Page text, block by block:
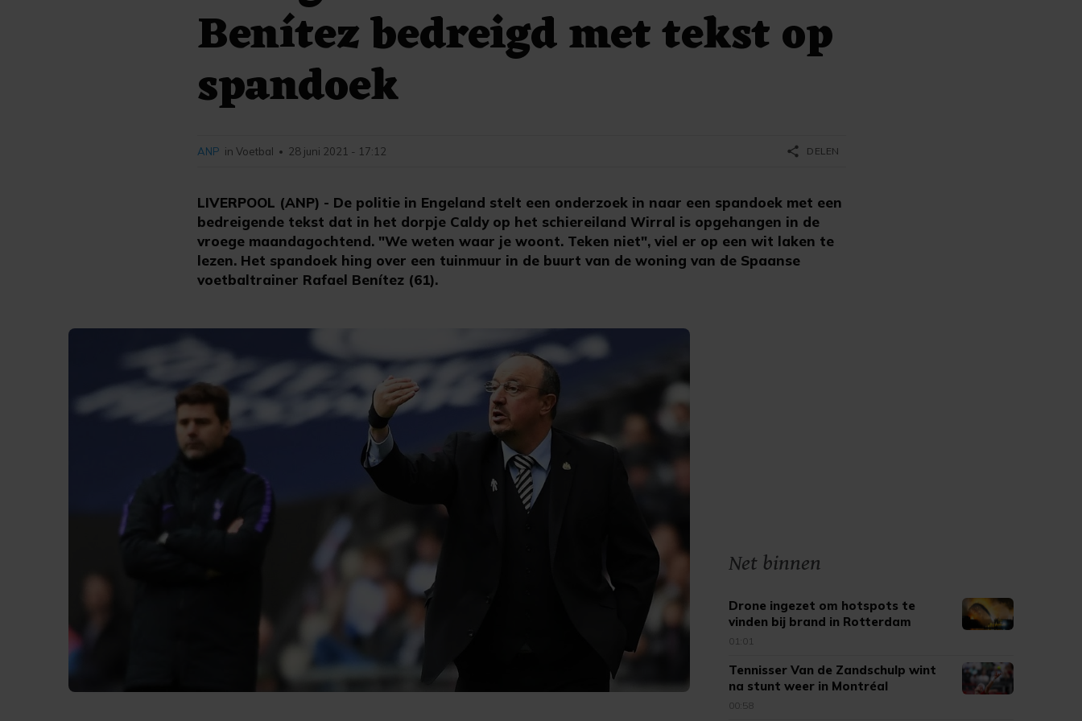
Benítez bedreigd met tekst op
spandoek
LIVERPOOL (ANP) - De politie in Engeland stelt een onderzoek in naar een spandoek met een
bedreigende tekst dat in het dorpje Caldy op het schiereiland Wirral is opgehangen in de
vroege maandagochtend. "We weten waar je woont. Teken niet", viel er op een wit laken te
lezen. Het spandoek hing over een tuinmuur in de buurt van de woning van de Spaanse
voetbaltrainer Rafael Benítez (61).
ANP in Voetbal • 28 juni 2021 - 17:12 share DELEN
Net binnen
Drone ingezet om hotspots te
vinden bij brand in Rotterdam
01:01
Tennisser Van de Zandschulp wint
na stunt weer in Montréal
00:58